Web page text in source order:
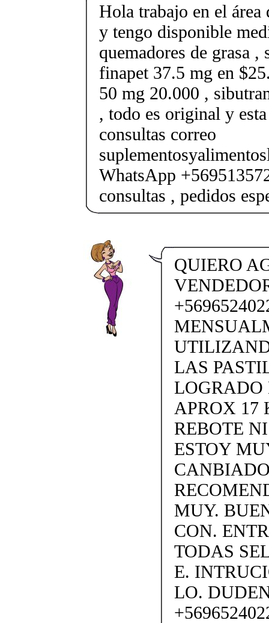
Hola trabajo en el
y tengo disponible
quemadores de grasa
finapet 37.5 mg en
50 mg 20.000 ,
, todo es original y
consultas correo
WhatsApp
consultas , pedidos
QUIERO
LAS
LOGRADO
APROX 17
REBOTE
ESTOY
MUY.
CON.
TODAS
E.
LO.